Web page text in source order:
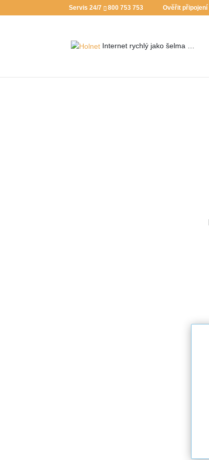
Servis 24/7 800 753 753 Ověřit připojení
Internet rychlý jakošelma …